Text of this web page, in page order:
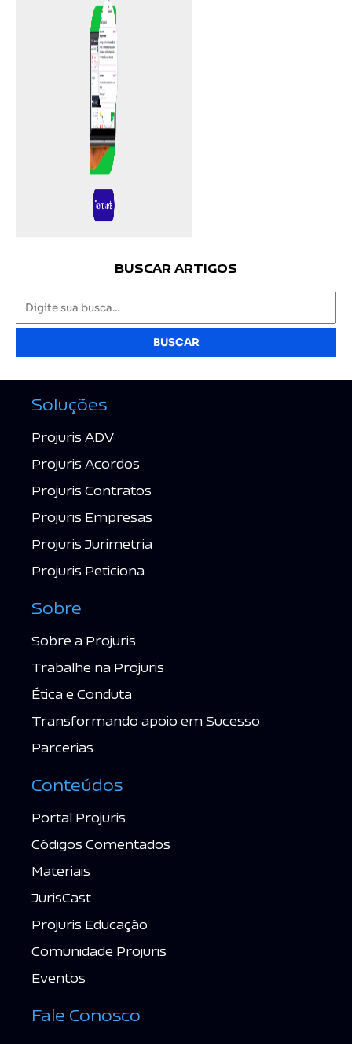
BUSCAR ARTIGOS
BUSCAR
Soluções
Projuris ADV
Projuris Acordos
Projuris Contratos
Projuris Empresas
Projuris Jurimetria
Projuris Peticiona
Sobre
Sobre a Projuris
Trabalhe na Projuris
Ética e Conduta
Transformando apoio em Sucesso
Parcerias
Conteúdos
Portal Projuris
Códigos Comentados
Materiais
JurisCast
Projuris Educação
Comunidade Projuris
Eventos
Fale Conosco